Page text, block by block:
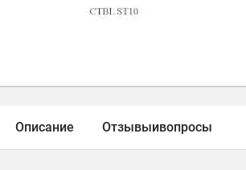
Описание Отзывыивопросы